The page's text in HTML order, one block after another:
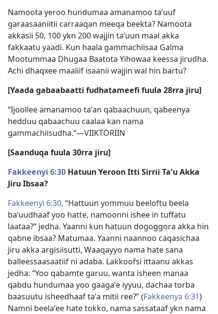
Namoota yeroo hundumaa amanamoo taʼuuf
garaasaaniitii carraaqan meeqa beekta? Namoota
akkasii 50, 100 ykn 200 wajjin taʼuun maal akka
fakkaatu yaadi. Kun haala gammachiisaa Galma
Mootummaa Dhugaa Baatota Yihowaa keessa jirudha.
Achi dhaqxee maaliif isaanii wajjin wal hin bartu?
[Yaada gabaabaatti fudhatameefi fuula 28rra jiru]
“Ijoollee amanamoo taʼan qabaachuun, qabeenya
hedduu qabaachuu caalaa kan nama
gammachiisudha.”—VIIKTORIIN
[Saanduqa fuula 30rra jiru]
Fakkeenyi 6:30 Hatuun Yeroon Itti Sirrii Taʼu Akka
Jiru Ibsaa?
Fakkeenyi 6:30, “Hattuun yommuu beeloftu beela
baʼuudhaaf yoo hatte, namoonni ishee in tuffatu
laataa?” jedha. Yaanni kun hatuun dogoggora akka hin
qabne ibsaa? Matumaa. Yaanni naannoo caqasichaa
jiru akka argisiisutti, Waaqayyo nama hate sana
balleessaasaatiif ni adaba. Lakkoofsi ittaanu akkas
jedha: “Yoo qabamte garuu, wanta isheen manaa
qabdu hundumaa yoo gaagaʼe iyyuu, dachaa torba
baasuutu isheedhaaf taʼa mitii ree?” (Fakkeenya 6:31)
Namni beelaʼee hate tokko, nama sassataaf ykn nama